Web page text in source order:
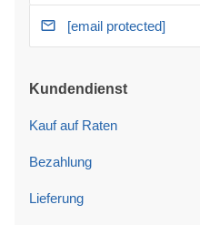
[email protected]
Kundendienst
Kauf auf Raten
Bezahlung
Lieferung